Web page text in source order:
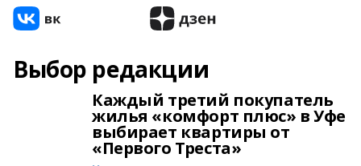
Выбор редакции
Каждый третий покупатель
жилья «комфорт плюс» в Уфе
выбирает квартиры от
«Первого Треста»